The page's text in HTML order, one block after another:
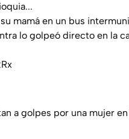
mamá en un bus
lo golpeó directo en la
a golpes por una mujer